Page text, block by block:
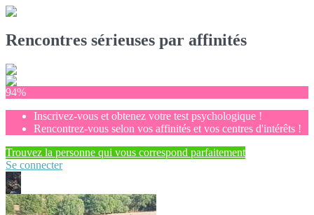
Rencontres sérieuses par affinités
94%
Inscrivez-vous et obtenez votre test psychologique !
Rencontrez-vous selon vos affinités et vos centres d'intérêts !
Trouvez la personne qui vous correspond parfaitement
Se connecter